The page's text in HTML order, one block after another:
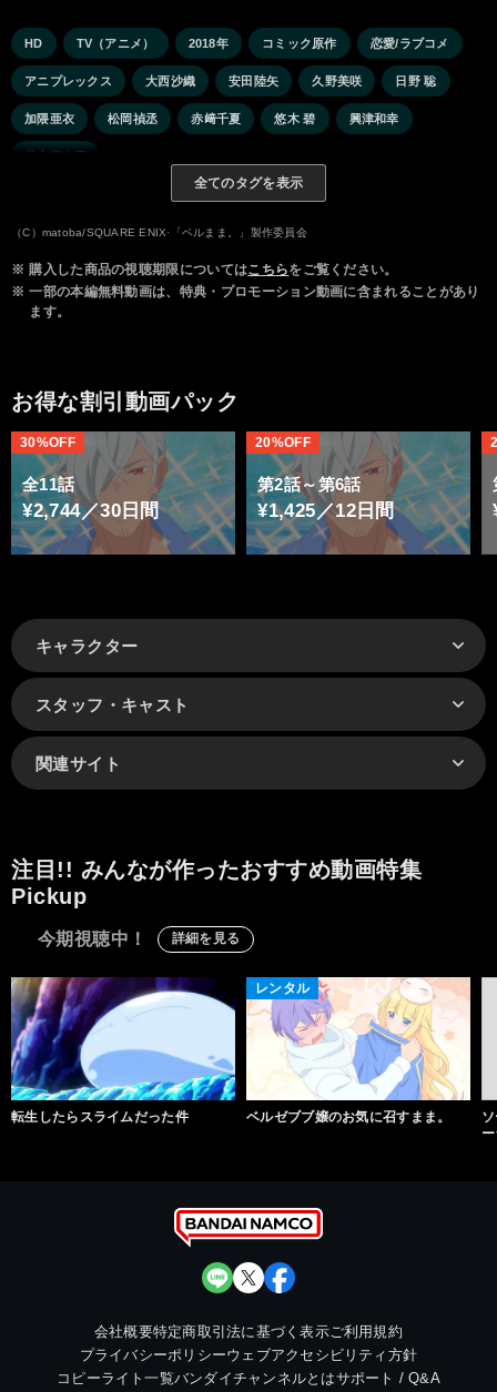
HD TV（アニメ） 2018年 コミック原作 恋愛/ラブコメ
アニプレックス 大西沙織 安田陸矢 久野美咲 日野 聡
加隈亜衣 松岡禎丞 赤﨑千夏 悠木 碧 興津和幸
井上喜久子
全てのタグを表示
（C）matoba/SQUARE ENIX·「ベルまま。」製作委員会
※ 購入した商品の視聴期限についてはこちらをご覧ください。
※ 一部の本編無料動画は、特典・プロモーション動画に含まれることがあり
ます。
お得な割引動画パック
全11話
¥2,744／30日間
30%OFF
第2話～第6話
¥1,425／12日間
20%OFF
キャラクター
スタッフ・キャスト
関連サイト
注目!! みんなが作ったおすすめ動画特集
Pickup
今期視聴中！ 詳細を見る
転生したらスライムだった件
レンタル
ベルゼブブ嬢のお気に召すまま。
会社概要特定商取引法に基づく表示ご利用規約
プライバシーポリシーウェブアクセシビリティ方針
コピーライト一覧バンダイチャンネルとはサポート / Q&A